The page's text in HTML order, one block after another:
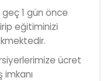
1 gün önce
eğitiminizi
ücret